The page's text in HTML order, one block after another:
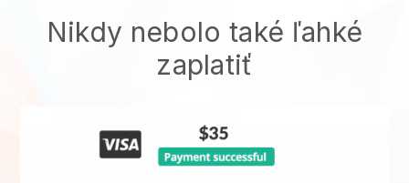
Nikdy nebolo také ľahké
zaplatiť